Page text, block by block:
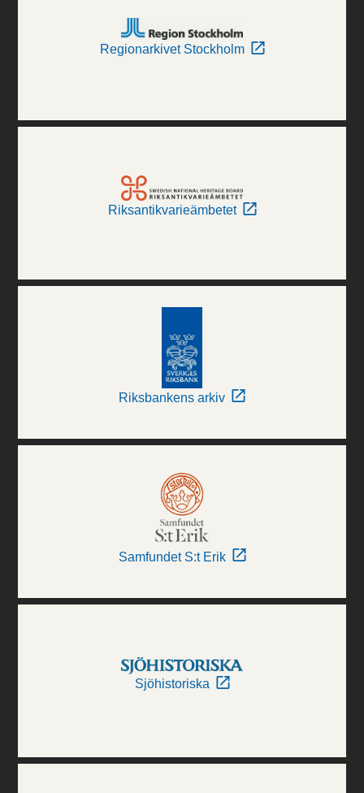
Regionarkivet Stockholm
Riksantikvarieämbetet
Riksbankens arkiv
Samfundet S:t Erik
Sjöhistoriska